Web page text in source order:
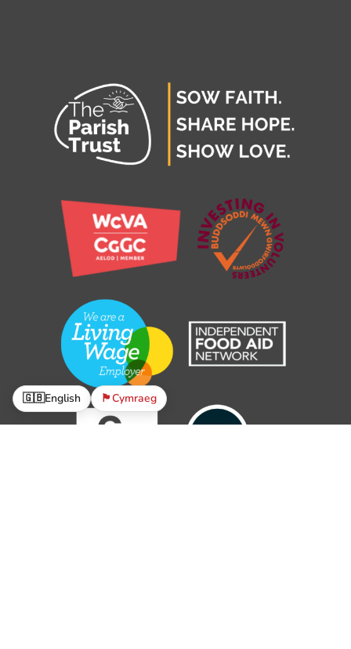
🇬🇧English 🏴󠁧󠁢󠁷󠁬󠁳󠁿Cymraeg